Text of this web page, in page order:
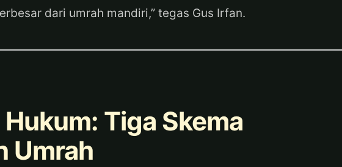
dari umrah mandiri,” tegas Gus Irfan.
Tiga Skema
Umrah